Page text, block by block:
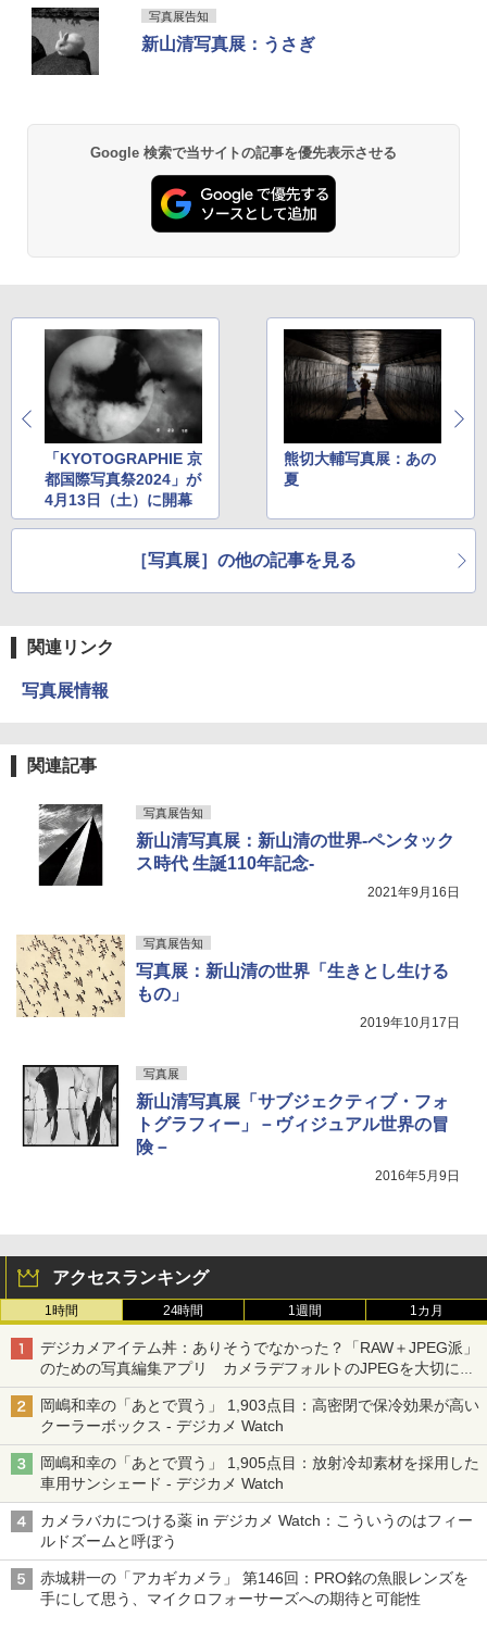
写真展告知
新山清写真展：うさぎ
Google 検索で当サイトの記事を優先表示させる
「KYOTOGRAPHIE 京
都国際写真祭2024」が
4月13日（土）に開幕
熊切大輔写真展：あの
夏
［写真展］の他の記事を見る
関連リンク
写真展情報
関連記事
写真展告知
新山清写真展：新山清の世界‐ペンタック
ス時代 生誕110年記念‐
2021年9月16日
写真展告知
写真展：新山清の世界「生きとし生ける
もの」
2019年10月17日
写真展
新山清写真展「サブジェクティブ・フォ
トグラフィー」－ヴィジュアル世界の冒
険－
2016年5月9日
アクセスランキング
1時間 24時間 1週間 1カ月
デジカメアイテム丼：ありそうでなかった？「RAW＋JPEG派」
のための写真編集アプリ カメラデフォルトのJPEGを大切にす
る「Filmator」
岡嶋和幸の「あとで買う」 1,903点目：高密閉で保冷効果が高い
クーラーボックス - デジカメ Watch
岡嶋和幸の「あとで買う」 1,905点目：放射冷却素材を採用した
車用サンシェード - デジカメ Watch
カメラバカにつける薬 in デジカメ Watch：こういうのはフィー
ルドズームと呼ぼう
赤城耕一の「アカギカメラ」 第146回：PRO銘の魚眼レンズを
手にして思う、マイクロフォーサーズへの期待と可能性